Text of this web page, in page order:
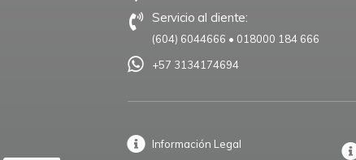
Servicio al cliente:
(604) 6044666 • 018000 184 666
+57 3134174694
Información Legal